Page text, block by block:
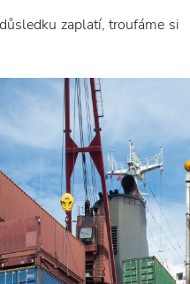
zaplatí, troufáme si